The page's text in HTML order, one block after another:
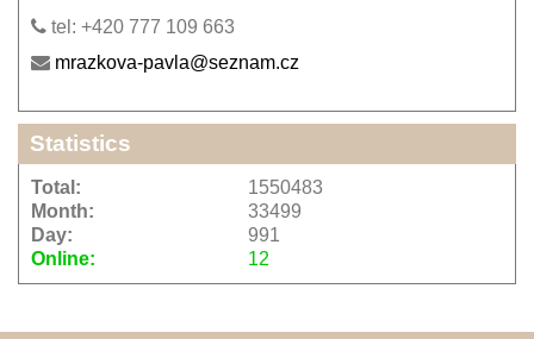
tel: +420 777 109 663
mrazkova-pavla@seznam.cz
Statistics
Online: 12
Total:
1550483
Month:
33499
Day:
991